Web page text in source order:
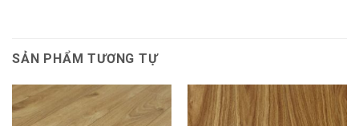
SẢN PHẨM TƯƠNG TỰ